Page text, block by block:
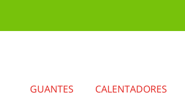
GUANTES CALENTADORES